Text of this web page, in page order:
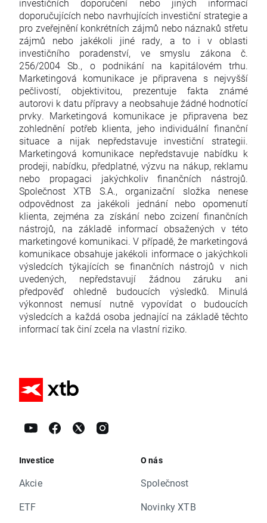
investičních doporučení nebo jiných informací
doporučujících nebo navrhujících investiční strategie a
pro zveřejnění konkrétních zájmů nebo náznaků střetu
zájmů nebo jakékoli jiné rady, a to i v oblasti
investičního poradenství, ve smyslu zákona č.
256/2004 Sb., o podnikání na kapitálovém trhu.
Marketingová komunikace je připravena s nejvyšší
pečlivostí, objektivitou, prezentuje fakta známé
autorovi k datu přípravy a neobsahuje žádné hodnotící
prvky. Marketingová komunikace je připravena bez
zohlednění potřeb klienta, jeho individuální finanční
situace a nijak nepředstavuje investiční strategii.
Marketingová komunikace nepředstavuje nabídku k
prodeji, nabídku, předplatné, výzvu na nákup, reklamu
nebo propagaci jakýchkoliv finančních nástrojů.
Společnost XTB S.A., organizační složka nenese
odpovědnost za jakékoli jednání nebo opomenutí
klienta, zejména za získání nebo zcizení finančních
nástrojů, na základě informací obsažených v této
marketingové komunikaci. V případě, že marketingová
komunikace obsahuje jakékoli informace o jakýchkoli
výsledcích týkajících se finančních nástrojů v nich
uvedených, nepředstavují žádnou záruku ani
předpověď ohledně budoucích výsledků. Minulá
výkonnost nemusí nutně vypovídat o budoucích
výsledcích a každá osoba jednající na základě těchto
informací tak činí zcela na vlastní riziko.
Investice
Akcie
ETF
O nás
Společnost
Novinky XTB